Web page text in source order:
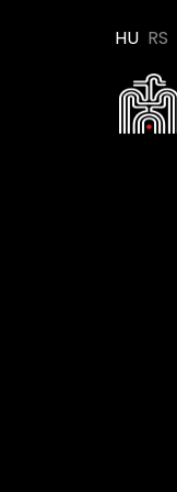
HU RS